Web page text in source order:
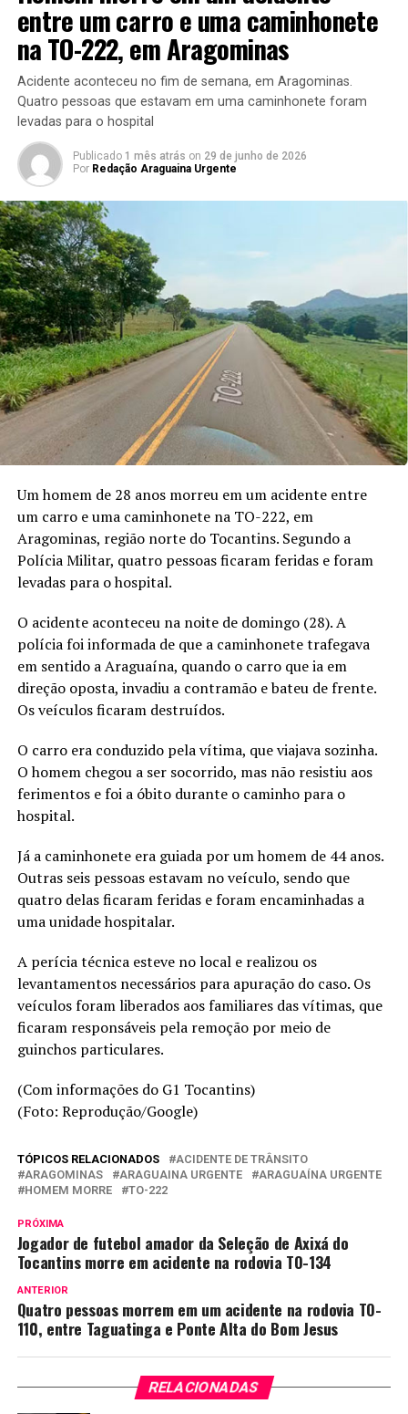
entre um carro e uma caminhonete
na TO-222, em Aragominas
Acidente aconteceu no fim de semana, em Aragominas.
Quatro pessoas que estavam em uma caminhonete foram
levadas para o hospital
Publicado 1 mês atrás on 29 de junho de 2026
Por Redação Araguaina Urgente
Um homem de 28 anos morreu em um acidente entre
um carro e uma caminhonete na TO-222, em
Aragominas, região norte do Tocantins. Segundo a
Polícia Militar, quatro pessoas ficaram feridas e foram
levadas para o hospital.
O acidente aconteceu na noite de domingo (28). A
polícia foi informada de que a caminhonete trafegava
em sentido a Araguaína, quando o carro que ia em
direção oposta, invadiu a contramão e bateu de frente.
Os veículos ficaram destruídos.
O carro era conduzido pela vítima, que viajava sozinha.
O homem chegou a ser socorrido, mas não resistiu aos
ferimentos e foi a óbito durante o caminho para o
hospital.
Já a caminhonete era guiada por um homem de 44 anos.
Outras seis pessoas estavam no veículo, sendo que
quatro delas ficaram feridas e foram encaminhadas a
uma unidade hospitalar.
A perícia técnica esteve no local e realizou os
levantamentos necessários para apuração do caso. Os
veículos foram liberados aos familiares das vítimas, que
ficaram responsáveis pela remoção por meio de
guinchos particulares.
(Com informações do G1 Tocantins)
(Foto: Reprodução/Google)
TÓPICOS RELACIONADOS
ACIDENTE DE TRÂNSITO
ARAGOMINAS
ARAGUAINA URGENTE
ARAGUAÍNA URGENTE
HOMEM MORRE
TO-222
PRÓXIMA
Jogador de futebol amador da Seleção de Axixá do
Tocantins morre em acidente na rodovia TO-134
ANTERIOR
Quatro pessoas morrem em um acidente na rodovia TO-
110, entre Taguatinga e Ponte Alta do Bom Jesus
RELACIONADAS